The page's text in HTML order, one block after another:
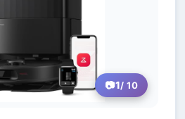
1/ 10